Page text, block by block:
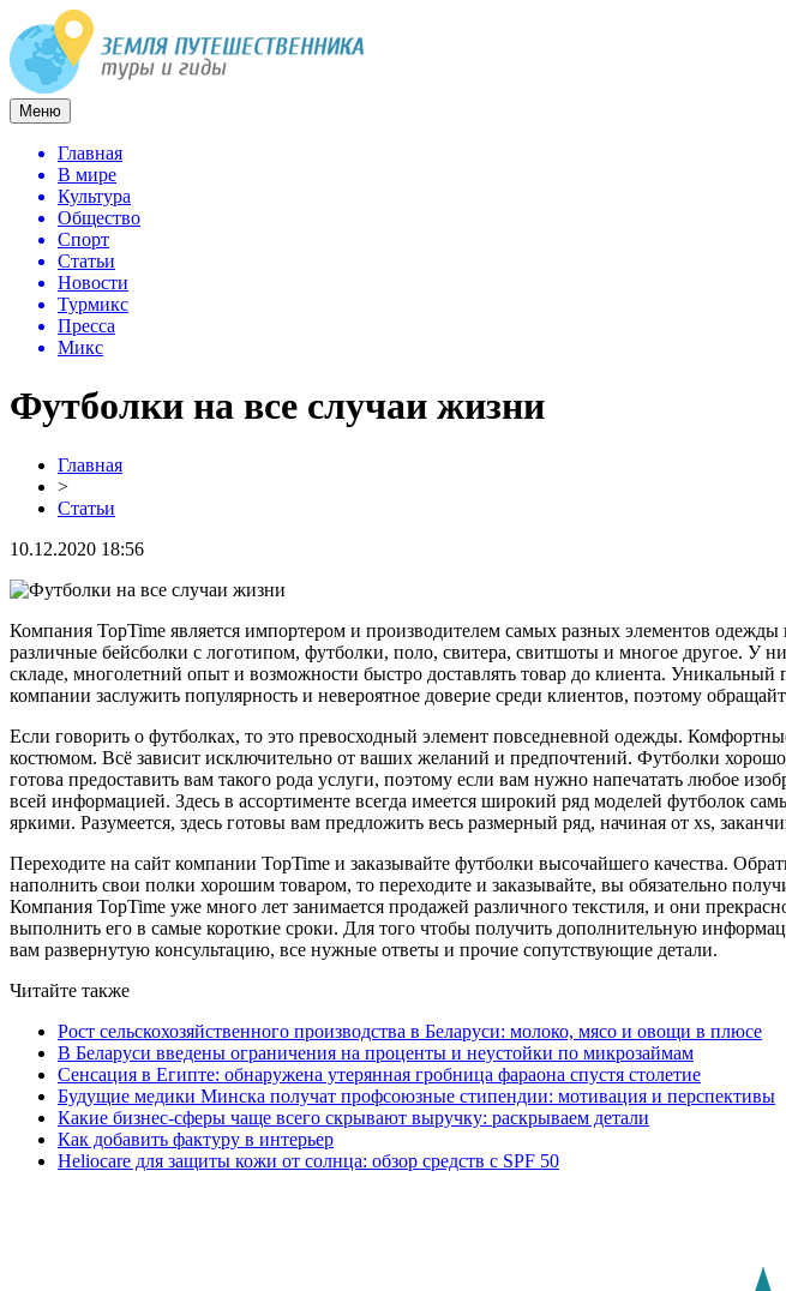
Меню
Главная
В мире
Культура
Общество
Спорт
Статьи
Новости
Турмикс
Пресса
Микс
Футболки на все случаи жизни
Главная
>
Статьи
10.12.2020 18:56
Компания TopTime является импортером и производителем самых разных элементов
различные бейсболки с логотипом, футболки, поло, свитера, свитшоты и многое другое. У
складе, многолетний опыт и возможности быстро доставлять товар до клиента.
компании заслужить популярность и невероятное доверие среди клиентов, поэтому
Если говорить о футболках, то это превосходный элемент повседневной одежды.
костюмом. Всё зависит исключительно от ваших желаний и предпочтений. Футболки
готова предоставить вам такого рода услуги, поэтому если вам нужно напечатать любое
всей информацией. Здесь в ассортименте всегда имеется широкий ряд моделей футболок
яркими. Разумеется, здесь готовы вам предложить весь размерный ряд, начиная от xs,
Переходите на сайт компании TopTime и заказывайте футболки высочайшего качества.
наполнить свои полки хорошим товаром, то переходите и заказывайте, вы обязательно
Компания TopTime уже много лет занимается продажей различного текстиля, и они
выполнить его в самые короткие сроки. Для того чтобы получить дополнительную
вам развернутую консультацию, все нужные ответы и прочие сопутствующие детали.
Читайте также
Рост сельскохозяйственного производства в Беларуси: молоко, мясо и овощи в плюсе
В Беларуси введены ограничения на проценты и неустойки по микрозаймам
Сенсация в Египте: обнаружена утерянная гробница фараона спустя столетие
Будущие медики Минска получат профсоюзные стипендии: мотивация и перспективы
Какие бизнес-сферы чаще всего скрывают выручку: раскрываем детали
Как добавить фактуру в интерьер
Heliocare для защиты кожи от солнца: обзор средств с SPF 50